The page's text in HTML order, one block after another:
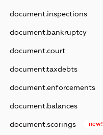
document.inspections
document.bankruptcy
document.court
document.taxdebts
document.enforcements
document.balances
document.scorings new!